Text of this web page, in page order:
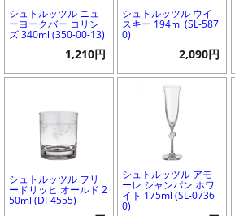
シュトルッツル ニュ
ーヨークバー コリン
ズ 340ml (350-00-13)
1,210円
シュトルッツル ウイ
スキー 194ml (SL-587
0)
2,090円
シュトルッツル フリ
ードリッヒ オールド 2
50ml (DI-4555)
シュトルッツル アモ
ーレ シャンパン ホワ
イト 175ml (SL-0736
0)